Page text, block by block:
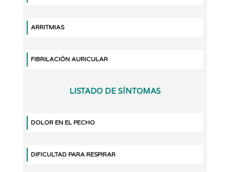
ARRITMIAS
FIBRILACIÓN AURICULAR
LISTADO DE SÍNTOMAS
DOLOR EN EL PECHO
DIFICULTAD PARA RESPIRAR